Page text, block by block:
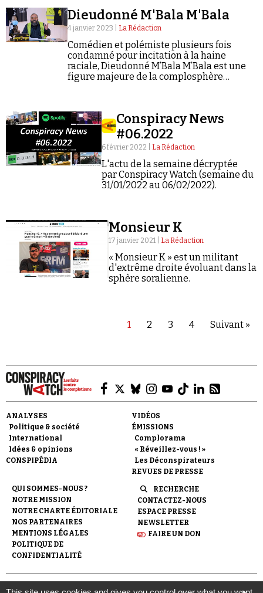
Dieudonné M'Bala M'Bala
4 janvier 2023 | La Rédaction
Comédien et polémiste plusieurs fois
condamné pour incitation à la haine
raciale, Dieudonné M’Bala M’Bala est une
figure majeure de la complosphère
Conspiracy News
#06.2022
6 février 2022 | La Rédaction
L'actu de la semaine décryptée
par Conspiracy Watch (semaine du
31/01/2022 au 06/02/2022).
Monsieur K
17 janvier 2021 | La Rédaction
« Monsieur K » est un militant
d'extrême droite évoluant dans la
sphère soralienne.
1 2 3 4 Suivant »
ANALYSES
Politique & société
International
Idées & opinions
CONSPIPÉDIA
VIDÉOS
ÉMISSIONS
Complorama
« Réveillez-vous ! »
Les Déconspirateurs
REVUES DE PRESSE
QUI SOMMES-NOUS ?
NOTRE MISSION
NOTRE CHARTE ÉDITORIALE
NOS PARTENAIRES
MENTIONS LÉGALES
POLITIQUE DE
CONFIDENTIALITÉ
RECHERCHE
CONTACTEZ-NOUS
ESPACE PRESSE
NEWSLETTER
FAIRE UN DON
© 2007- 2026 Conspiracy Watch | Une réalisation de